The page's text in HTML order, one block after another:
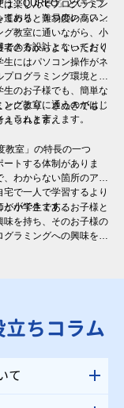
「QUREO」というプ
おり、１つのレッスン
楽しんでプログラミン
めると難易度の高いゲ
教室に通いながら、小
きる設計となっており
の方からよくいただく
にはパソコン操作がネ
ログラミング環境とな
のお子様でも、簡単な
グ教室に通うのがはじ
ラムと言えます。
により、さぬきでも、
られます。
教室」の特長の一つ
トする体制がありま
わからない箇所のアド
で一人で学習するより
とができます。
小学生であるお子様と
味を持ち、そのお子様の
ラミングへの興味を継
グ教室 学習塾WinPass
ちコラム
て